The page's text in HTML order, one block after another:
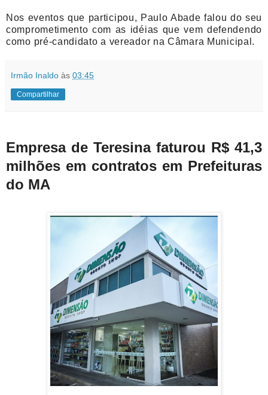
Nos eventos que participou, Paulo Abade falou do seu
comprometimento com as idéias que vem defendendo
como pré-candidato a vereador na Câmara Municipal.
Irmão Inaldo às 03:45
Compartilhar
Empresa de Teresina faturou R$ 41,3
milhões em contratos em Prefeituras
do MA